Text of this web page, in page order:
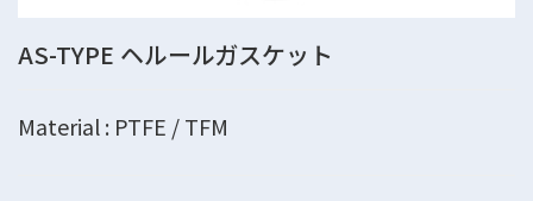
AS-TYPE ヘルールガスケット
Material : PTFE / TFM